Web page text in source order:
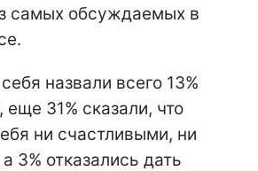
самых обсуждаемых в
назвали всего 13%
еще 31% сказали, что
ни счастливыми, ни
3% отказались дать